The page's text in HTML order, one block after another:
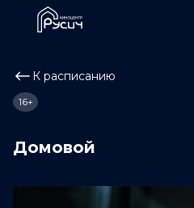
К расписанию
Домовой
16+